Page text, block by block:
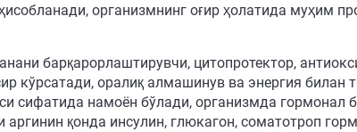
организмнинг оғир ҳолатида муҳим
барқарорлаштирувчи, цитопротектор,
кўрсатади, оралиқ алмашинув ва энергия билан
сифатида намоён бўлади, организмда гормонал
қонда инсулин, глюкагон, соматотроп